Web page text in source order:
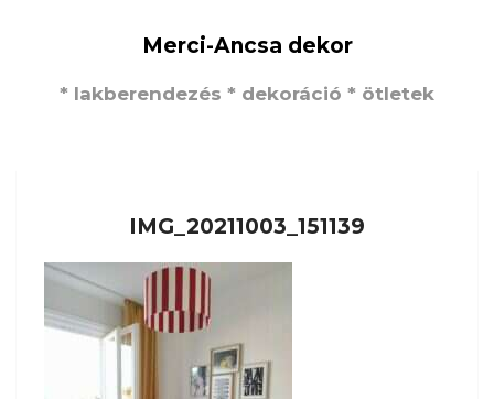
Merci-Ancsa dekor
* lakberendezés * dekoráció * ötletek
IMG_20211003_151139